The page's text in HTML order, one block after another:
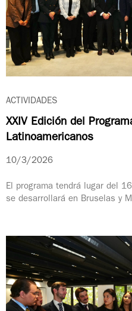
ACTIVIDADES
XXIV Edición del
Latinoamericanos
10/3/2026
El programa tendrá lugar del
se desarrollará en Bruselas y